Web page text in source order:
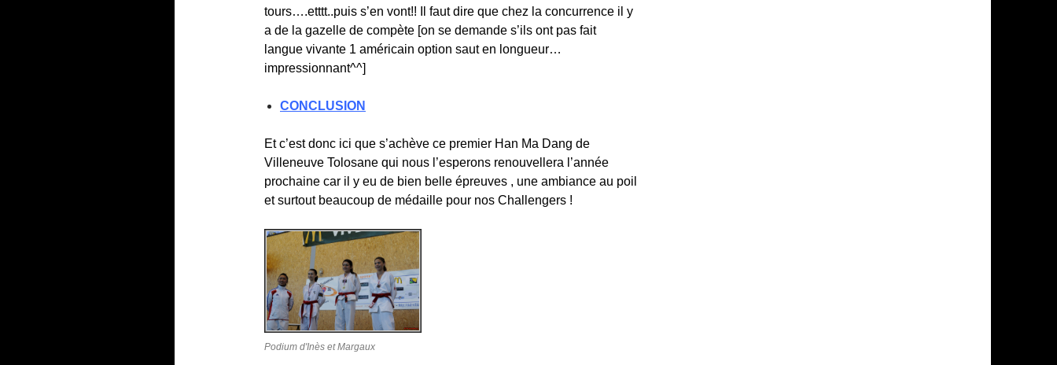
tours….etttt..puis s’en vont!! Il faut dire que chez la concurrence il y
a de la gazelle de compète [on se demande s’ils ont pas fait
langue vivante 1 américain option saut en longueur…
impressionnant^^]
CONCLUSION
Et c’est donc ici que s’achève ce premier Han Ma Dang de
Villeneuve Tolosane qui nous l’esperons renouvellera l’année
prochaine car il y eu de bien belle épreuves , une ambiance au poil
et surtout beaucoup de médaille pour nos Challengers !
Podium d'Inès et Margaux